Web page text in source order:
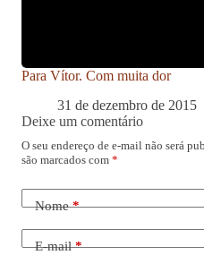
Para Vítor. Com muita dor
31 de dezembro de 2015
Deixe um comentário
O seu endereço de e-mail não será
são marcados com *
Nome*
E-mail*